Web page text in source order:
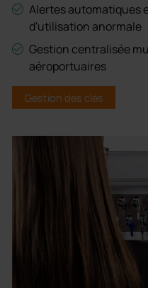
Alertes automatiques
d'utilisation anormale
Gestion centralisée
aéroportuaires
Gestion des clés